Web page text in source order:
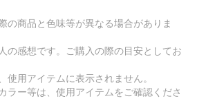
の商品と色味等が異なる場合がありま
の感想です。ご購入の際の目安としてお
用アイテムに表示されません。
ラー等は、使用アイテムをご確認くださ